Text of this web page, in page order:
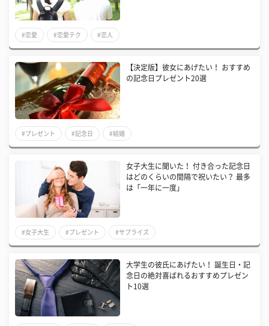
#恋愛 #恋愛テク #恋人
【決定版】彼女にあげたい！ おすすめ
の記念日プレゼント20選
#プレゼント #記念日 #結婚
女子大生に聞いた！ 付き合った記念日
はどのくらいの間隔で祝いたい？ 最多
は「一年に一度」
#女子大生 #プレゼント #サプライズ
大学生の彼氏にあげたい！ 誕生日・記
念日の絶対喜ばれるおすすめプレゼン
ト10選